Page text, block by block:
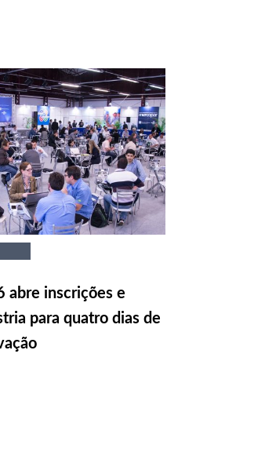
abre inscrições e
para quatro dias de